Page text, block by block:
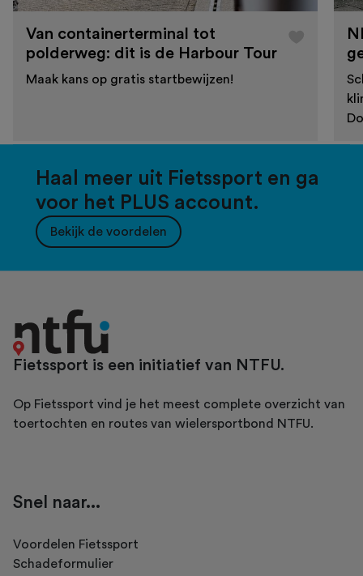
Van containerterminal tot
polderweg: dit is de Harbour Tour
Maak kans op gratis startbewijzen!
Haal meer uit Fietssport en ga
voor het PLUS account.
Bekijk de voordelen
Fietssport is een initiatief van NTFU.
Op Fietssport vind je het meest complete overzicht van
toertochten en routes van wielersportbond NTFU.
Snel naar...
Voordelen Fietssport
Schadeformulier